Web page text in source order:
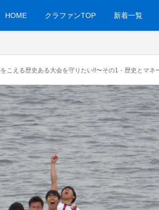
HOME クラファンTOP 新着一覧
こえる歴史ある大会を守りたい!!〜その1・歴史とマネ